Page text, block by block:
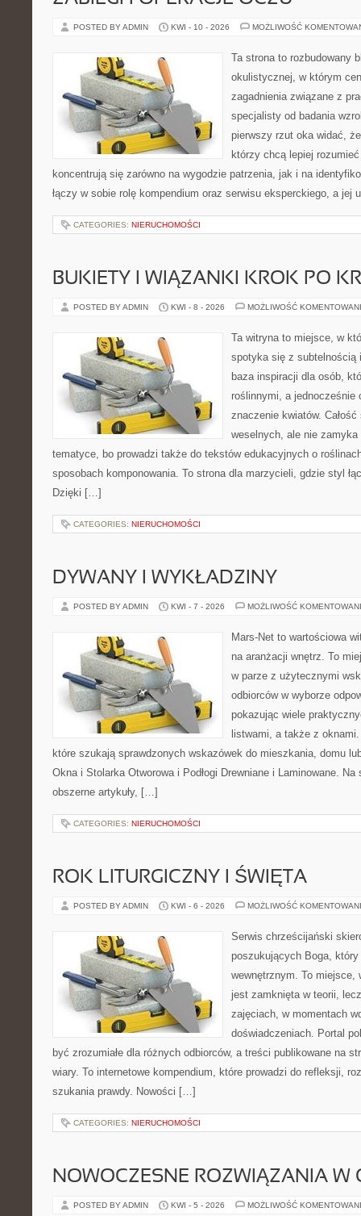
POSTED BY ADMIN KWI - 10 - 2026 MOŻLIWOŚĆ
Ta strona to rozbudowany
okulistycznej, w którym
zagadnienia związane z
specjalisty od badania
pierwszy rzut oka widać,
którzy chcą lepiej
koncentrują się zarówno na wygodzie patrzenia, jak i na
łączy w sobie rolę kompendium oraz serwisu eksperckiego, a jej
CATEGORIES: NIERUCHOMOŚCI
BUKIETY I WIĄZANKI KROK PO
POSTED BY ADMIN KWI - 8 - 2026 MOŻLIWOŚĆ
Ta witryna to miejsce, w
spotyka się z subtelnością
baza inspiracji dla osób,
roślinnymi, a jednocześnie
znaczenie kwiatów.
weselnych, ale nie zamyka
tematyce, bo prowadzi także do tekstów edukacyjnych o
sposobach komponowania. To strona dla marzycieli, gdzie styl
Dzięki […]
CATEGORIES: NIERUCHOMOŚCI
DYWANY I WYKŁADZINY
POSTED BY ADMIN KWI - 7 - 2026 MOŻLIWOŚĆ
Mars-Net to wartościowa
na aranżacji wnętrz. To
w parze z użytecznymi
odbiorców w wyborze
pokazując wiele
listwami, a także z
które szukają sprawdzonych wskazówek do mieszkania, domu
Okna i Stolarka Otworowa i Podłogi Drewniane i Laminowane.
obszerne artykuły, […]
CATEGORIES: NIERUCHOMOŚCI
ROK LITURGICZNY I ŚWIĘTA
POSTED BY ADMIN KWI - 6 - 2026 MOŻLIWOŚĆ
Serwis chrześcijański
poszukujących Boga,
wewnętrznym. To miejsce,
jest zamknięta w teorii,
zajęciach, w momentach
doświadczeniach. Portal
być zrozumiałe dla różnych odbiorców, a treści publikowane na
wiary. To internetowe kompendium, które prowadzi do refleksji,
szukania prawdy. Nowości […]
CATEGORIES: NIERUCHOMOŚCI
NOWOCZESNE ROZWIĄZANIA W
POSTED BY ADMIN KWI - 5 - 2026 MOŻLIWOŚĆ